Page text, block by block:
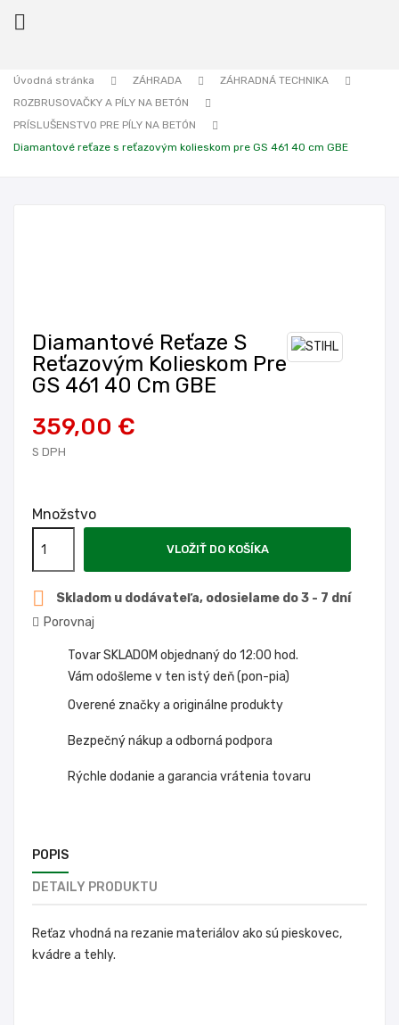

Úvodná stránka ZÁHRADA
ZÁHRADNÁ TECHNIKA
ROZBRUSOVAČKY A PÍLY NA BETÓN
PRÍSLUŠENSTVO PRE PÍLY NA BETÓN
Diamantové reťaze s reťazovým kolieskom pre GS 461 40 cm GBE
Diamantové Reťaze S
Reťazovým Kolieskom Pre
GS 461 40 Cm GBE
359,00 €
S DPH
Množstvo
VLOŽIŤ DO KOŠÍKA

Skladom u dodávateľa, odosielame do 3 - 7 dní
Porovnaj
Tovar SKLADOM objednaný do 12:00 hod.
Vám odošleme v ten istý deň (pon-pia)
Overené značky a originálne produkty
Bezpečný nákup a odborná podpora
Rýchle dodanie a garancia vrátenia tovaru
POPIS
DETAILY PRODUKTU
Reťaz vhodná na rezanie materiálov ako sú pieskovec,
kvádre a tehly.